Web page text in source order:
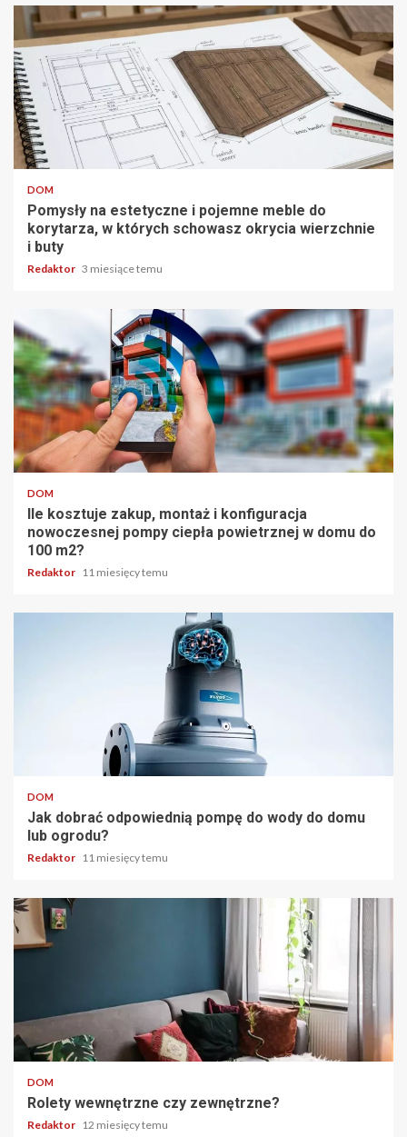
5 min odczytu
DOM
Pomysły na estetyczne i pojemne meble do
korytarza, w których schowasz okrycia wierzchnie
i buty
Redaktor 3 miesiące temu
4 min odczytu
DOM
Ile kosztuje zakup, montaż i konfiguracja
nowoczesnej pompy ciepła powietrznej w domu do
100 m2?
Redaktor 11 miesięcy temu
DOM
Jak dobrać odpowiednią pompę do wody do domu
lub ogrodu?
Redaktor 11 miesięcy temu
4 min odczytu
DOM
Rolety wewnętrzne czy zewnętrzne?
Redaktor 12 miesięcy temu